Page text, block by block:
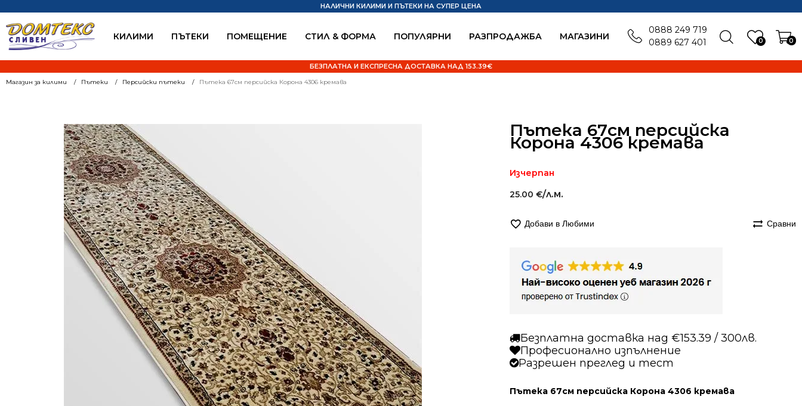
КИЛИМИ ПЪТЕКИ ПОМЕЩЕНИЕ СТИЛ & ФОРМА ПОПУЛЯРНИ РАЗПРОДАЖБА MАГАЗИНИ 0 0
НАЛИЧНИ КИЛИМИ И ПЪТЕКИ НА СУПЕР ЦЕНА
БЕЗПЛАТНА И ЕКСПРЕСНА ДОСТАВКА НАД 153.39€
0888 249 719
0889 627 401
Магазин за килими Пътеки Персийски пътеки Пътека 67см персийска Корона 4306 кремава
Пътека 67см персийска
Корона 4306 кремава
Изчерпан
25.00€/л.м.
Добави в Любими Сравни
Безплатна доставка над €153.39 / 300лв.
Професионално изпълнение
Разрешен преглед и тест
Пътека 67см персийска Корона 4306 кремава